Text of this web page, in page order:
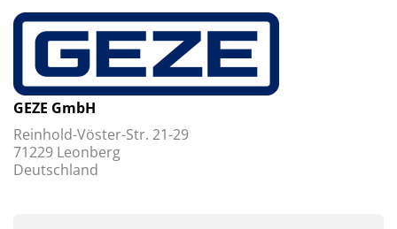
GEZE GmbH
Reinhold-Vöster-Str. 21-29
71229 Leonberg
Deutschland